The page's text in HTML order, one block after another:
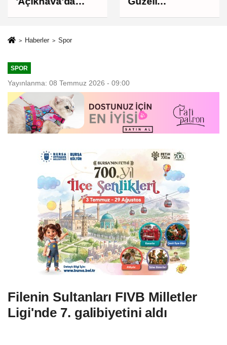
Haberler Spor
SPOR
Yayınlanma: 08 Temmuz 2026 - 09:00
Filenin Sultanları FIVB Milletler
Ligi'nde 7. galibiyetini aldı